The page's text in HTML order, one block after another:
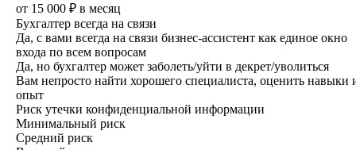
от 15 000 ₽ в месяц
Бухгалтер всегда на связи
Да, с вами всегда на связи бизнес-ассистент как единое окно
входа по всем вопросам
Да, но бухгалтер может заболеть/уйти в декрет/уволиться
Вам непросто найти хорошего специ­алиста, оценить навыки
опыт
Риск утечки конфиденциальной информации
Минимальный риск
Средний риск